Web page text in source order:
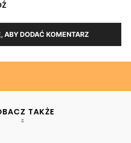
ABY DODAĆ KOMENTARZ
TAKŻE